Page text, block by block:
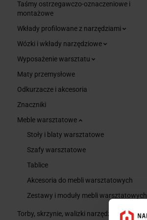
Taśmy ostrzegawczo-oznaczeniowe i
montażowe
Wkłady profilowane z narzędziami
Wózki i wkłady narzędziowe
Wyposażenie warsztatu
Maty przemysłowe
Odkurzacze i akcesoria
Znaczniki
Meble warsztatowe
Stoły i blaty warsztatowe
Szafy warsztatowe
Tablice
Akcesoria do mebli warsztatowych
Zestawy i moduły mebli warsztatowych
Torby, skrzynie, walizki narzędziowe